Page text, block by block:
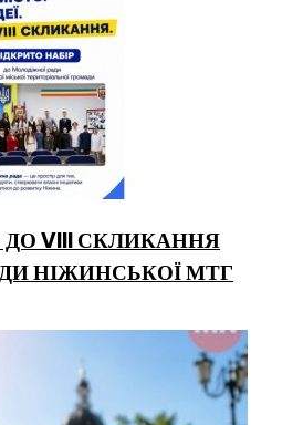
ДО VIII СКЛИКАННЯ
НІЖИНСЬКОЇ МТГ